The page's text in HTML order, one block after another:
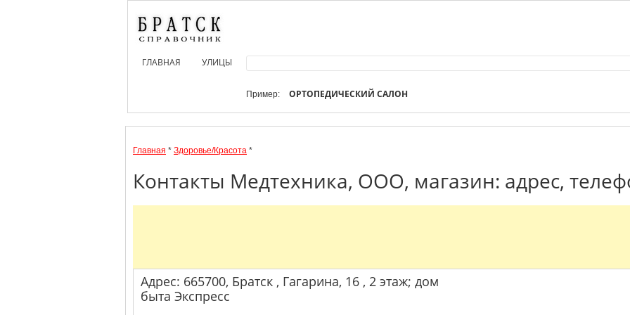
ГЛАВНАЯ УЛИЦЫ
Пример: ОРТОПЕДИЧЕСКИЙ САЛОН
Главная * Здоровье/Красота *
Контакты Медтехника, ООО, магазин: адрес,
Адрес: 665700, Братск , Гагарина, 16 , 2 этаж; дом
быта Экспресс